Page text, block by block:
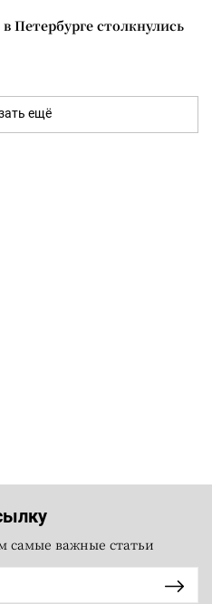
Петербурге столкнулись
ещё
самые важные статьи